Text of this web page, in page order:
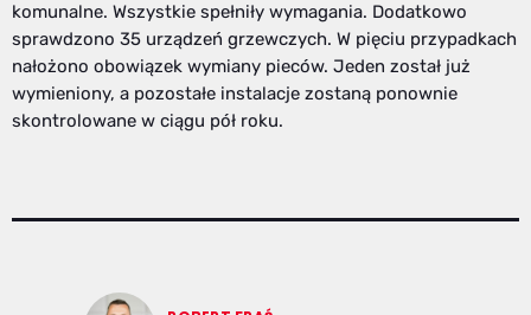
komunalne. Wszystkie spełniły wymagania. Dodatkowo
sprawdzono 35 urządzeń grzewczych. W pięciu przypadkach
nałożono obowiązek wymiany pieców. Jeden został już
wymieniony, a pozostałe instalacje zostaną ponownie
skontrolowane w ciągu pół roku.